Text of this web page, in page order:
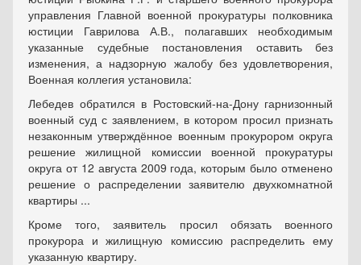
управления Главной военной прокуратуры полковника
юстиции Гаврилова А.В., полагавших необходимым
указанные судебные постановления оставить без
изменения, а надзорную жалобу без удовлетворения,
Военная коллегия установила:
Лебедев обратился в Ростовский-на-Дону гарнизонный
военный суд с заявлением, в котором просил признать
незаконным утверждённое военным прокурором округа
решение жилищной комиссии военной прокуратуры
округа от 12 августа 2009 года, которым было отменено
решение о распределении заявителю двухкомнатной
квартиры ...
Кроме того, заявитель просил обязать военного
прокурора и жилищную комиссию распределить ему
указанную квартиру.